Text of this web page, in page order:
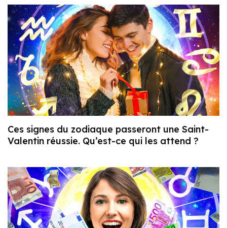
Ces signes du zodiaque passeront une Saint-
Valentin réussie. Qu’est-ce qui les attend ?